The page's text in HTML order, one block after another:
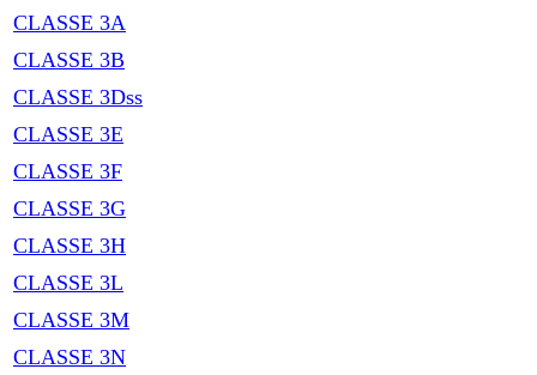
CLASSE 3A
CLASSE 3B
CLASSE 3Dss
CLASSE 3E
CLASSE 3F
CLASSE 3G
CLASSE 3H
CLASSE 3L
CLASSE 3M
CLASSE 3N